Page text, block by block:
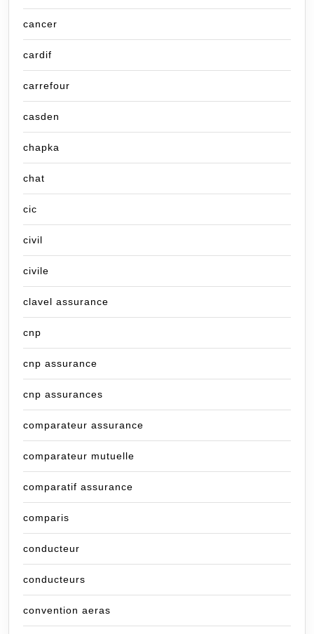
cancer
cardif
carrefour
casden
chapka
chat
cic
civil
civile
clavel assurance
cnp
cnp assurance
cnp assurances
comparateur assurance
comparateur mutuelle
comparatif assurance
comparis
conducteur
conducteurs
convention aeras